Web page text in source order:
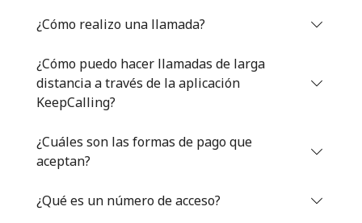
¿Olvidaste tu contraseña? →
Iniciar Sesión
¿Cómo realizo una llamada?
¿Cómo puedo hacer llamadas de larga
distancia a través de la aplicación
KeepCalling?
¿Cuáles son las formas de pago que
aceptan?
¿Qué es un número de acceso?